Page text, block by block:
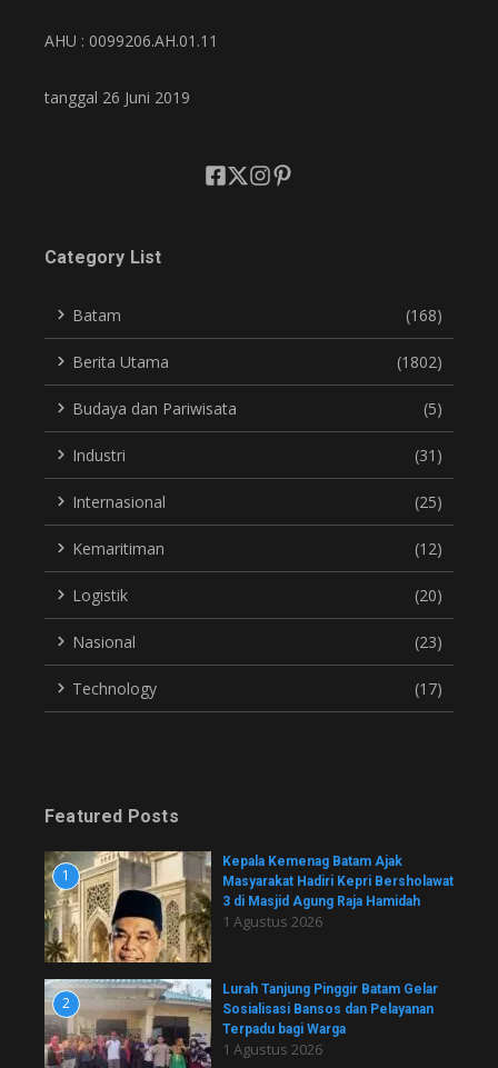
AHU : 0099206.AH.01.11
tanggal 26 Juni 2019
Category List
Batam (168)
Berita Utama (1802)
Budaya dan Pariwisata (5)
Industri (31)
Internasional (25)
Kemaritiman (12)
Logistik (20)
Nasional (23)
Technology (17)
Featured Posts
1
Kepala Kemenag Batam Ajak
Masyarakat Hadiri Kepri Bersholawat
3 di Masjid Agung Raja Hamidah
1 Agustus 2026
2
Lurah Tanjung Pinggir Batam Gelar
Sosialisasi Bansos dan Pelayanan
Terpadu bagi Warga
1 Agustus 2026